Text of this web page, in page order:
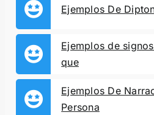
Ejemplos De
Ejemplos de
que
Ejemplos De
Persona